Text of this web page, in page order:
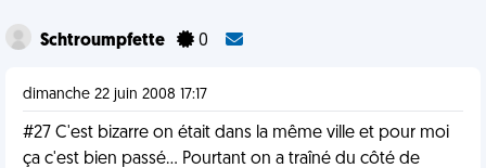
Schtroumpfette 0
dimanche 22 juin 2008 17:17
#27 C'est bizarre on était dans la même ville et pour moi
ça c'est bien passé... Pourtant on a traîné du côté de